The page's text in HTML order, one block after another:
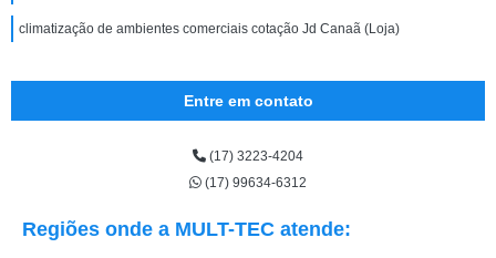
climatização de ambientes comerciais cotação Jd Canaã (Loja)
Entre em contato
(17) 3223-4204
(17) 99634-6312
Regiões onde a MULT-TEC atende: